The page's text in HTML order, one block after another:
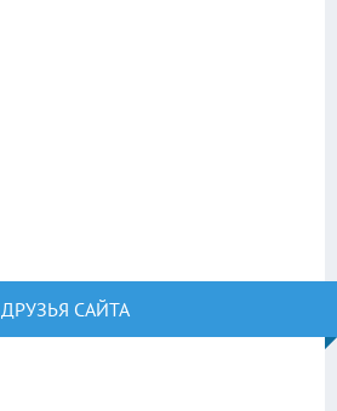
ДРУЗЬЯ САЙТА